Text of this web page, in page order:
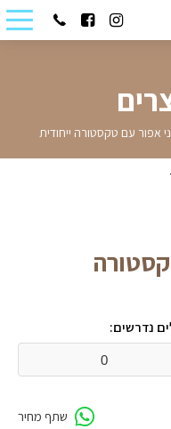
אפור עם טקסטורה ייחודית
נדרשים:
שתף מחיר